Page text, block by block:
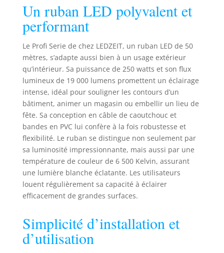
l'éclairage
Sortie 5W/m, tension
de fonctionnement
lumineuse avec
boîtier en plastique
transparent. Très
lumineux,
dimmable, (variateur
NON inclus). Super
flexible, pliable
horizontalement,
peut être posé dans
les courbes et les
arcs. Extensible
jusqu'à 100 m avec
intégré. Peut être
connecté à tous les
produits de notre
Serie". Cette bande
peut être raccourcie
Un ruban LED polyvalent et
performant
Le Profi Serie de chez LEDZEIT, un ruban LED de 50
mètres, s’adapte aussi bien à un usage extérieur
qu’intérieur. Sa puissance de 250 watts et son flux
lumineux de 19 000 lumens promettent un éclairage
intense, idéal pour souligner les contours d’un
bâtiment, animer un magasin ou embellir un lieu de
fête. Sa conception en câble de caoutchouc et
bandes en PVC lui confère à la fois robustesse et
flexibilité. Le ruban se distingue non seulement par
sa luminosité impressionnante, mais aussi par une
température de couleur de 6 500 Kelvin, assurant
une lumière blanche éclatante. Les utilisateurs
louent régulièrement sa capacité à éclairer
efficacement de grandes surfaces.
Simplicité d’installation et
d’utilisation